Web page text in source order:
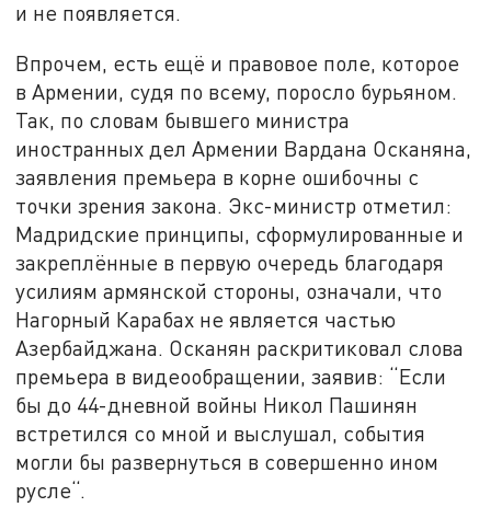
и не появляется.
Впрочем, есть ещё и правовое поле, которое
в Армении, судя по всему, поросло бурьяном.
Так, по словам бывшего министра
иностранных дел Армении Вардана Осканяна,
заявления премьера в корне ошибочны с
точки зрения закона. Экс-министр отметил:
Мадридские принципы, сформулированные и
закреплённые в первую очередь благодаря
усилиям армянской стороны, означали, что
Нагорный Карабах не является частью
Азербайджана. Осканян раскритиковал слова
премьера в видеообращении, заявив: “Если
бы до 44-дневной войны Никол Пашинян
встретился со мной и выслушал, события
могли бы развернуться в совершенно ином
русле“.